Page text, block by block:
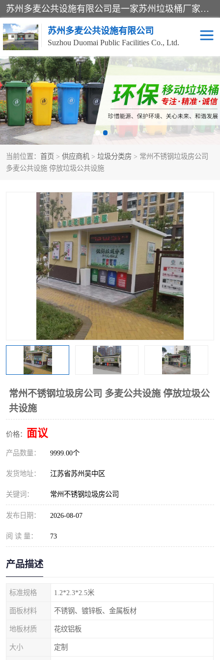
苏州多麦公共设施有限公司是一家苏州垃圾桶厂家，主营：塑料垃圾桶、分类果皮箱、户外园林椅、保安岗亭等产品厂家。全国统一热线电话：17105580222。公司组建完善的团队。设计人员，能根据客户要求，提供适合的设计方案，来满足客户的需求。
苏州多麦公共设施有限公司
Suzhou Duomai Public Facilities Co., Ltd.
当前位置： 首页 > 供应商机 > 垃圾分类房 > 常州不锈钢垃圾房公司
多麦公共设施 停放垃圾公共设施
常州不锈钢垃圾房公司 多麦公共设施 停放垃圾公
共设施
价格： 面议
产品数量： 9999.00个
发货地址： 江苏省苏州吴中区
关键词： 常州不锈钢垃圾房公司
发布日期： 2026-08-07
阅 读 量： 73
产品描述
标准规格 1.2*2.3*2.5米
面板材料 不锈钢、镀锌板、金属板材
地板材质 花纹铝板
大小 定制
办公室脚踩垃圾桶 保安岗亭
分类果皮箱 公园椅
垃圾分类房 塑料垃圾桶
防疫岗亭 吸烟岗亭